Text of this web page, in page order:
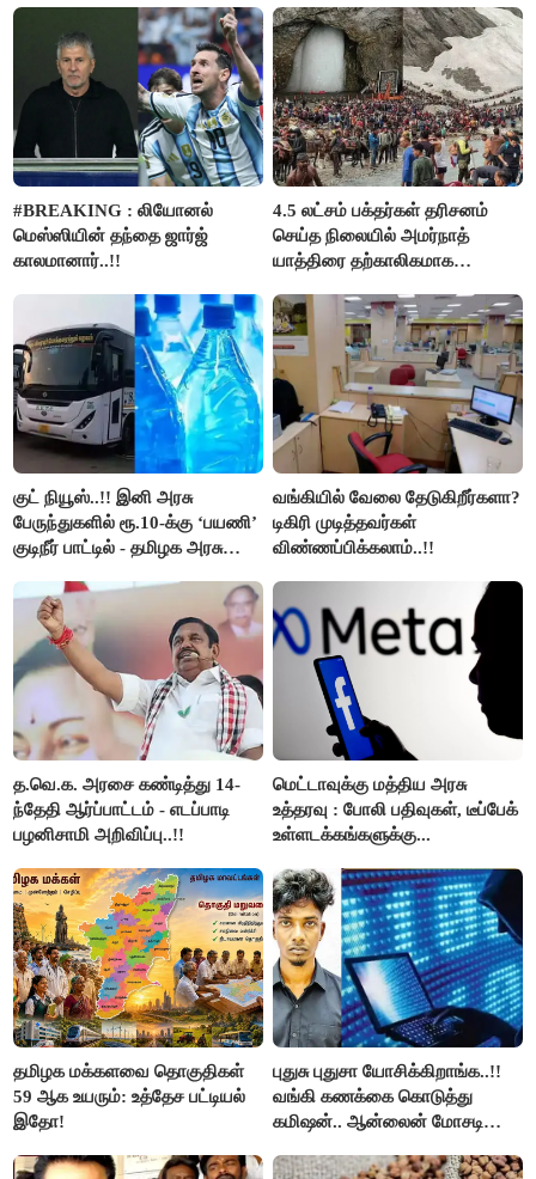
#BREAKING : லியோனல்
மெஸ்ஸியின் தந்தை ஜார்ஜ்
காலமானார்..!!
4.5 லட்சம் பக்தர்கள் தரிசனம்
செய்த நிலையில் அமர்நாத்
யாத்திரை தற்காலிகமாக
குட் நியூஸ்..!! இனி அரசு
பேருந்துகளில் ரூ.10-க்கு ‘பயணி’
குடிநீர் பாட்டில் - தமிழக அரசு
வங்கியில் வேலை தேடுகிறீர்களா?
டிகிரி முடித்தவர்கள்
விண்ணப்பிக்கலாம்..!!
த.வெ.க. அரசை கண்டித்து 14-
ந்தேதி ஆர்ப்பாட்டம் - எடப்பாடி
பழனிசாமி அறிவிப்பு..!!
மெட்டாவுக்கு மத்திய அரசு
உத்தரவு : போலி பதிவுகள், டீப்பேக்
உள்ளடக்கங்களுக்கு...
தமிழக மக்களவை தொகுதிகள்
59 ஆக உயரும்: உத்தேச பட்டியல்
இதோ!
புதுசு புதுசா யோசிக்கிறாங்க..!!
வங்கி கணக்கை கொடுத்து
கமிஷன்.. ஆன்லைன் மோசடி
கைது..!!